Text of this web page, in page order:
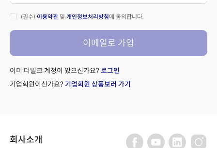
(필수) 이용약관 및 개인정보처리방침에 동의합니다.
이메일로 가입
이미 더밀크 계정이 있으신가요? 로그인
기업회원이신가요? 기업회원 상품보러 가기
회사소개